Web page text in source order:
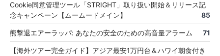
Cookie同意管理ツール「STRIGHT」取り扱い開始＆リリース記
念キャンペーン【ムームードメイン】
85
熊撃退エアーラッパ: あなたの安全のための高音量アラーム 71
【海外ツアー完全ガイド】アジア最安1万円台＆ハワイ朝食付き